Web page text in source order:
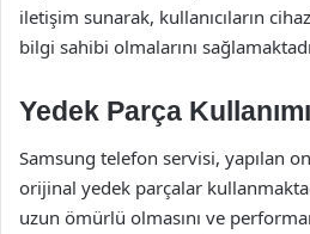
iletişim sunarak, kullanıcıların
bilgi sahibi olmalarını
Yedek Parça
Samsung telefon servisi, yapılan
orijinal yedek parçalar
uzun ömürlü olmasını ve